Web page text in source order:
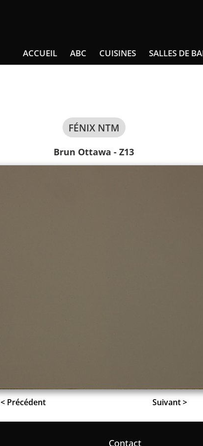
ACCUEIL ABC CUISINES SALLES DE
FÉNIX NTM
Brun Ottawa - Z13
< Précédent Suivant >
Contact